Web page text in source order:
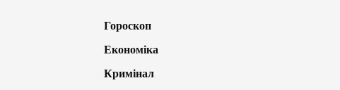
Гороскоп
Економіка
Кримінал